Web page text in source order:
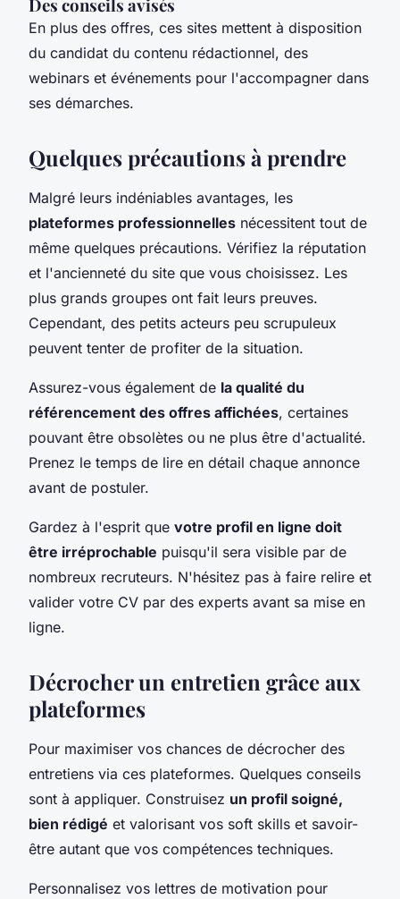
Des conseils avisés
En plus des offres, ces sites mettent à disposition
du candidat du contenu rédactionnel, des
webinars et événements pour l'accompagner dans
ses démarches.
Quelques précautions à prendre
Malgré leurs indéniables avantages, les
plateformes professionnelles nécessitent tout de
même quelques précautions. Vérifiez la réputation
et l'ancienneté du site que vous choisissez. Les
plus grands groupes ont fait leurs preuves.
Cependant, des petits acteurs peu scrupuleux
peuvent tenter de profiter de la situation.
Assurez-vous également de la qualité du
référencement des offres affichées, certaines
pouvant être obsolètes ou ne plus être d'actualité.
Prenez le temps de lire en détail chaque annonce
avant de postuler.
Gardez à l'esprit que votre profil en ligne doit
être irréprochable puisqu'il sera visible par de
nombreux recruteurs. N'hésitez pas à faire relire et
valider votre CV par des experts avant sa mise en
ligne.
Décrocher un entretien grâce aux
plateformes
Pour maximiser vos chances de décrocher des
entretiens via ces plateformes. Quelques conseils
sont à appliquer. Construisez un profil soigné,
bien rédigé et valorisant vos soft skills et savoir-
être autant que vos compétences techniques.
Personnalisez vos lettres de motivation pour